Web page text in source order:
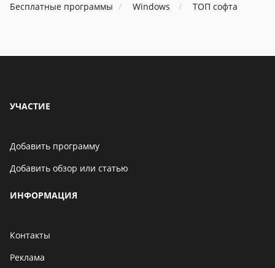
Бесплатные программы Windows ТОП софта
УЧАСТИЕ
Добавить программу
Добавить обзор или статью
ИНФОРМАЦИЯ
Контакты
Реклама